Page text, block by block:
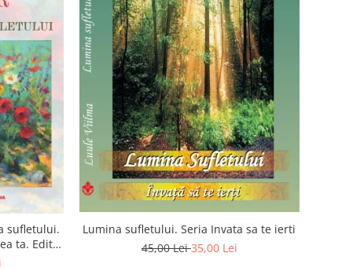
sufletului.
ta. Editia
Lumina sufletului. Seria Invata sa te ierti
45,00 Lei35,00 Lei